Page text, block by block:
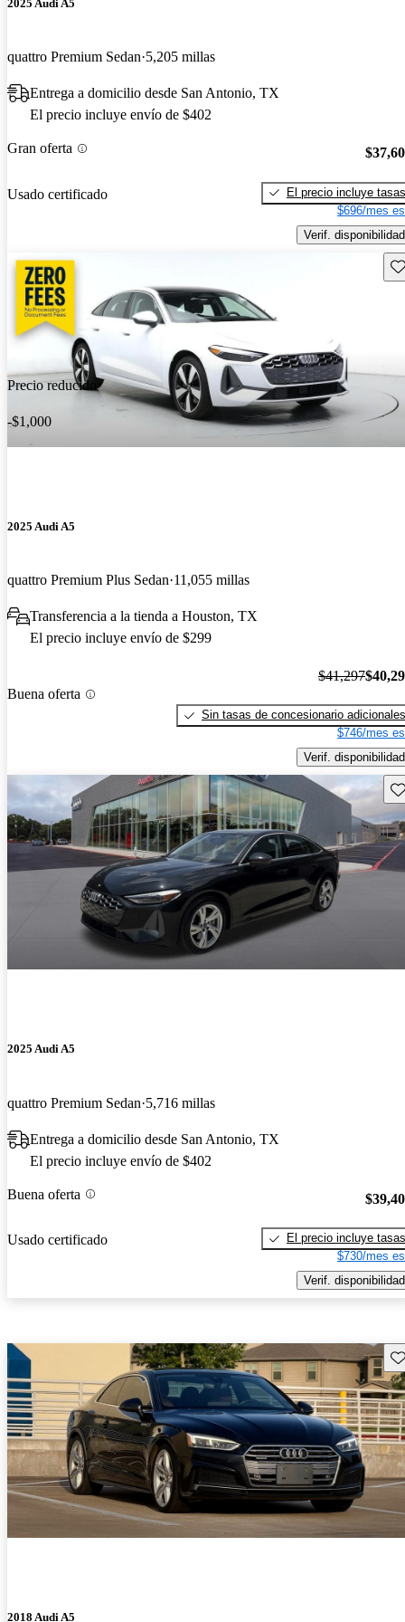
2025 Audi A5
quattro Premium Sedan 5,205 millas
Entrega a domicilio desde San Antonio, TX
El precio incluye envío de $402
Gran oferta
Usado certificado
El precio incluye tasas
$696/mes
Verif. disponibilidad
Precio reducido
-$1,000
2025 Audi A5
quattro Premium Plus Sedan 11,055 millas
Transferencia a la tienda a Houston, TX
El precio incluye envío de $299
Buena oferta
$41,297
Sin tasas de concesionario adicionales
$746/mes
Verif. disponibilidad
2025 Audi A5
quattro Premium Sedan 5,716 millas
Entrega a domicilio desde San Antonio, TX
El precio incluye envío de $402
Buena oferta
Usado certificado
El precio incluye tasas
$730/mes
Verif. disponibilidad
2018 Audi A5